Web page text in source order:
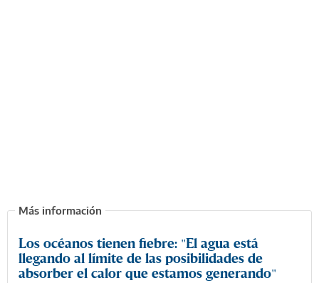
Los océanos tienen fiebre: "El agua está
llegando al límite de las posibilidades de
absorber el calor que estamos generando"